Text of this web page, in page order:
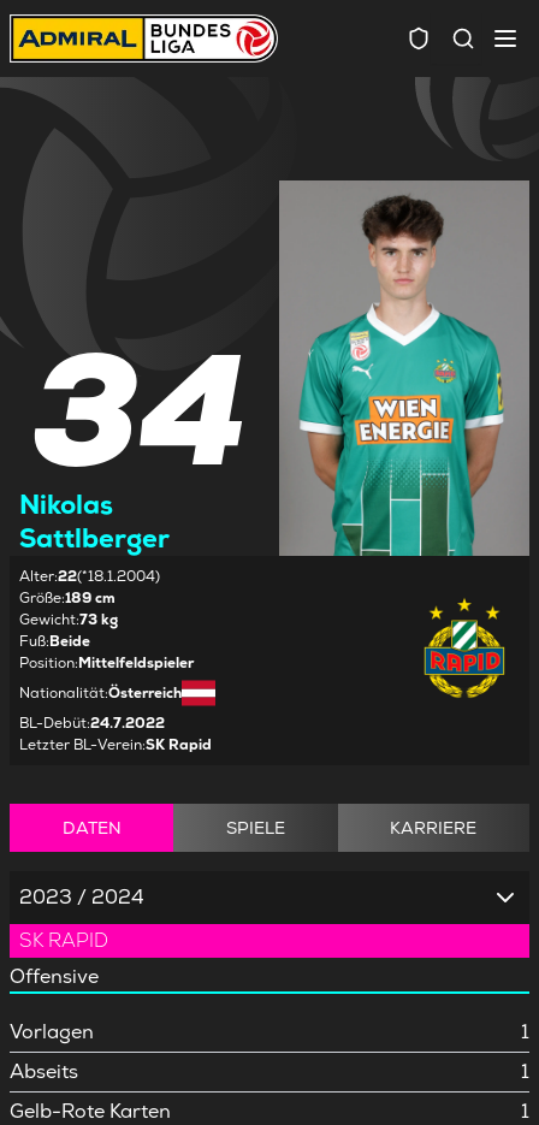
34
Nikolas
Sattlberger
Alter:22(*18.1.2004)
Größe:189 cm
Gewicht:73 kg
Fuß:Beide
Position:Mittelfeldspieler
Nationalität:Österreich
BL-Debüt:24.7.2022
Letzter BL-Verein:SK Rapid
DATEN SPIELE KARRIERE
2023 / 2024
SK RAPID
Offensive
Vorlagen
1
Abseits
1
Gelb-Rote Karten
1